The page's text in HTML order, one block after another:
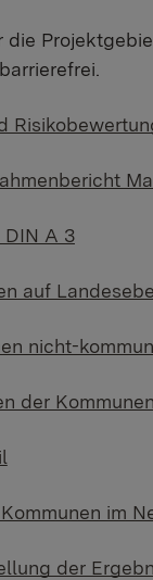
DIN A 3
auf
nicht-
der
im
der